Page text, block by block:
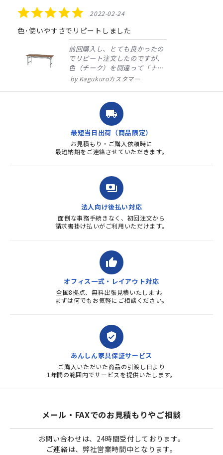
5.0
star
rating
2022-02-24
色･使いやすさでリピートしました
前回購入し、とても良かったの
でリピート注文したのですが、
色（チーク）を間違って「ナチ
ュラル」としてしまいました。
ました。商品到着も早く、品
質・使いやすさで満足していま
す。また、リピートするときは
よろしくお...
Kagukuroカスタマー
local_shipping
最短当日出荷（商品限定）
お見積もり・ご購入依頼時に
最短納期をご連絡させていただきます。
payments
法人向け後払い対応
面倒な事務手続きなく、初回注文から
請求書掛け払いがご利用いただけます。
thumb_up
オフィス一式・レイアウト対応
全国8拠点、無料出張見積いたします。
まずは何でもお気軽にご相談ください。
verified_user
あんしん家具保証サービス
ご購入いただいた商品の引渡し日より
1年間の範囲内でサービスを提供いたします。
メール・FAXでのお見積もりやご相談
お問い合わせは、24時間受付しております。
ご連絡は、弊社営業時間中となります。